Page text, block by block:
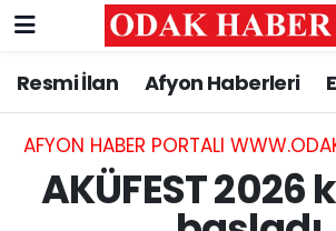
Resmi İlan Afyon Haberleri
AFYON HABER PORTALI
AKÜFEST 2026
AFYONKARAHİSAR
Resmi İlan
ASAYİŞ
Nöbetçi Eczaneler
Hava Durumu
Trafik Durumu